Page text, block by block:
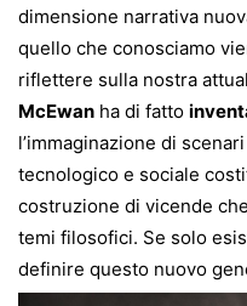
dimensione narrativa
quello che conosciamo
riflettere sulla nostra
McEwan ha di fatto
l’immaginazione di
tecnologico e sociale
costruzione di vicende
temi filosofici. Se solo
definire questo nuovo